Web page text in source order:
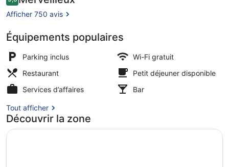
Réception
voyageurs
9,0 sur 10
Afficher 750 avis
Équipements populaires
Parking inclus
Wi-Fi gratuit
Restaurant
Petit déjeuner disponible
Services d’affaires
Bar
Tout afficher
Découvrir la zone